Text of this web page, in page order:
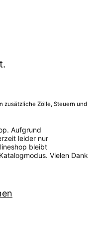
zusätzliche Zölle, Steuern und
Aufgrund
leider nur
bleibt
Vielen Dank